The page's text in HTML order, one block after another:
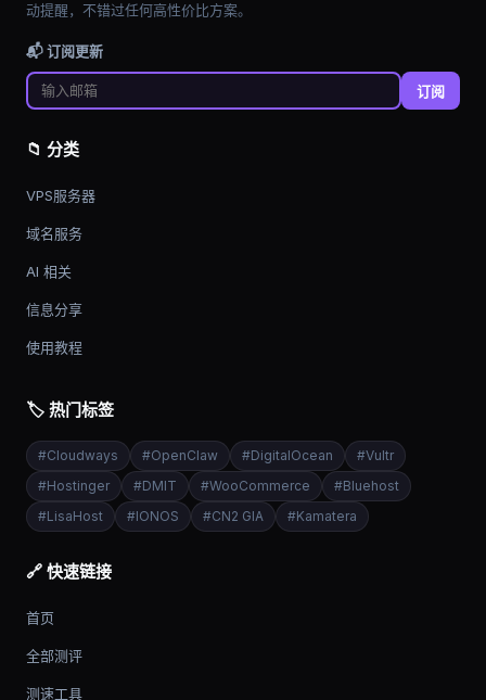
动提醒，不错过任何高性价比方案。
📬 订阅更新
订阅
📁 分类
VPS服务器
域名服务
AI 相关
信息分享
使用教程
🏷️ 热门标签
#Cloudways #OpenClaw #DigitalOcean #Vultr
#Hostinger #DMIT #WooCommerce #Bluehost
#LisaHost #IONOS #CN2 GIA #Kamatera
🔗 快速链接
首页
全部测评
测速工具